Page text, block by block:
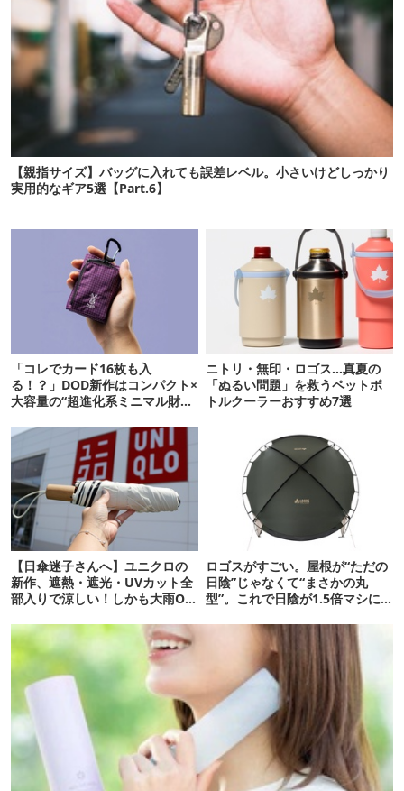
【親指サイズ】バッグに入れても誤差レベル。小さいけどしっかり
実用的なギア5選【Part.6】
「コレでカード16枚も入
る！？」DOD新作はコンパクト×
大容量の“超進化系ミニマル財
ニトリ・無印・ロゴス…真夏の
「ぬるい問題」を救うペットボ
トルクーラーおすすめ7選
【日傘迷子さんへ】ユニクロの
新作、遮熱・遮光・UVカット全
部入りで涼しい！しかも大雨OK
ロゴスがすごい。屋根が“ただの
日陰”じゃなくて“まさかの丸
型”。これで日陰が1.5倍マシに